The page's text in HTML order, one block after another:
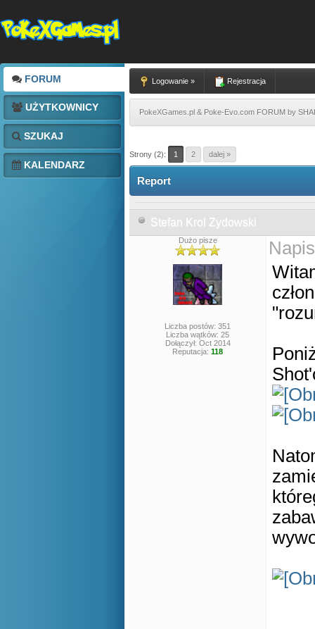
FORUM
UŻYTKOWNICY
SZUKAJ
KALENDARZ
Logowanie » Rejestracja
PokeXGames.pl & Poke-Evo.com FORUM by
Strony (2): 1 2 dalej »
Report
Stefan Krol Zydowski
Dużo pisze
Liczba postów: 351
Liczba wątków: 25
Dołączył: Oct 2014
Reputacja: 118